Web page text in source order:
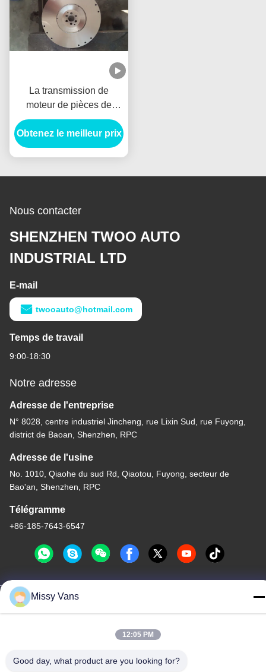
La transmission de
moteur de pièces de
moteur d'EF700 EF750
Hino partie Volante
Bolantes
Obtenez le meilleur prix
Nous contacter
SHENZHEN TWOO AUTO
INDUSTRIAL LTD
E-mail
twooauto@hotmail.com
Temps de travail
9:00-18:30
Notre adresse
Adresse de l'entreprise
N° 8028, centre industriel Jincheng, rue Lixin Sud, rue Fuyong,
district de Baoan, Shenzhen, RPC
Adresse de l'usine
No. 1010, Qiaohe du sud Rd, Qiaotou, Fuyong, secteur de
Bao'an, Shenzhen, RPC
Télégramme
+86-185-7643-6547
Politique de confidentialité|
Chine Bonne qualité Pièces de moteur japonaises Le fournisseur.
Missy Vans
12:05 PM
Good day, what product are you looking for?